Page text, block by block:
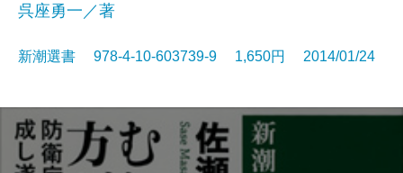
呉座勇一／著
新潮選書 978-4-10-603739-9 1,650円 2014/01/24